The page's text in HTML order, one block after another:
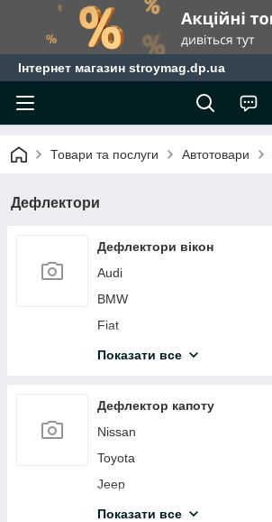
Інтернет магазин stroymag.dp.ua
Товари та послуги Автотовари
Дефлектори
Дефлектори вікон
Audi
BMW
Fiat
Ford
Hyundai
Jeep
Kia
Lexus
Mazda
Показати все
Дефлектор капоту
Nissan
Toyota
Jeep
Kia
Показати все